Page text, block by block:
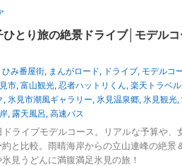
ひとり旅の絶景ドライブ│モデル
ひみ番屋街, まんがロード, ドライブ, モデルコ
市, 富山観光, 忍者ハットリくん, 楽天トラベル
, 氷見市潮風ギャラリー, 氷見温泉郷, 氷見観光,
, 露天風呂, 高速バス
ライブモデルコース。リアルな予算や、
と比較。雨晴海岸からの立山連峰の絶景
見うどんに満腹満足氷見の旅！